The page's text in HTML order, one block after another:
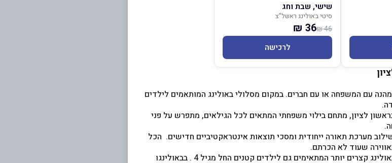
שישי, שבת וחג
סיטי באולינג ראשל"צ
46 ₪
36 ₪
לרכישה
מהנה עם המשפחה או עם חברים. במקום מסלולי באולינג המותאמים לילדים
לציון, מתחם בילוי משפחתי המתאים לכל הגילאים, מתפרש על פני
מערכת תאורה ייחודית ומסכי תוצאות אינטראקטיביים חדישים. הכל
שעוד לא הכרתם.
- אטרקציה חדשה לילדים, מסלולי באולינג קצרים יותר המתאימים גם לילדים קטנים החל מגיל 4 . בבאולינגו